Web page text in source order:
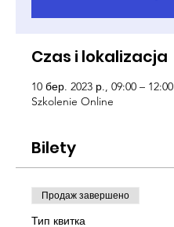
Czas i lokalizacja
10 бер. 2023 р., 09:00 – 12:00
Szkolenie Online
Bilety
Продаж завершено
Тип квитка